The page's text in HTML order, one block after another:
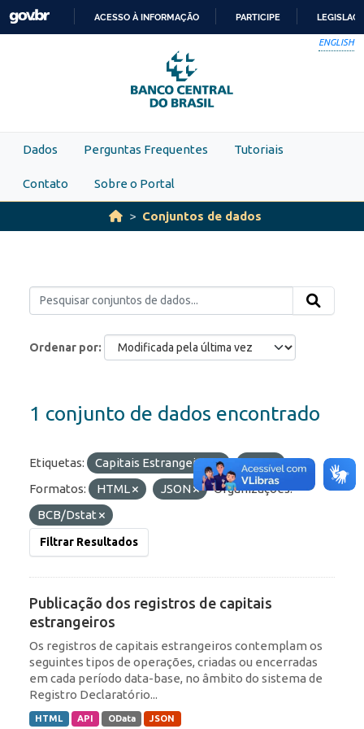
Skip to main content
PARA
O
CONTEÚDO
ACESSO À INFORMAÇÃO PARTICIPE
ENGLISH
Dados Perguntas Frequentes Tutoriais
Contato Sobre o Portal
Conjuntos de dados
Ordenar por
1 conjunto de dados encontrado
Etiquetas: Capitais Estrangeiros
RDE
Formatos:
HTML JSON
Organizações:
BCB/Dstat
Filtrar Resultados
Publicação dos registros de capitais
estrangeiros
Os registros de capitais estrangeiros contemplam os
seguintes tipos de operações, criadas ou encerradas
em cada período data-base, no âmbito do sistema de
Registro Declaratório...
HTML API OData JSON